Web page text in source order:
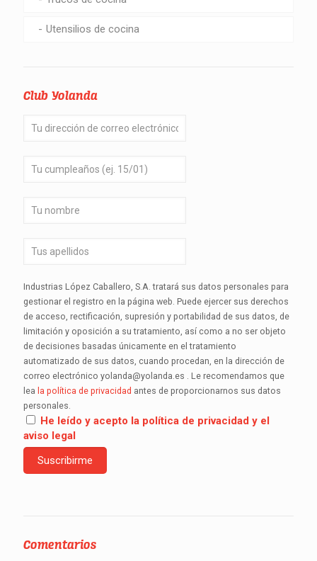
Utensilios de cocina
Club Yolanda
Industrias López Caballero, S.A. tratará sus datos personales para
gestionar el registro en la página web. Puede ejercer sus derechos
de acceso, rectificación, supresión y portabilidad de sus datos, de
limitación y oposición a su tratamiento, así como a no ser objeto
de decisiones basadas únicamente en el tratamiento
automatizado de sus datos, cuando procedan, en la dirección de
correo electrónico yolanda@yolanda.es . Le recomendamos que
lea la política de privacidad antes de proporcionarnos sus datos
personales.
He leído y acepto la política de privacidad y el
aviso legal
Comentarios